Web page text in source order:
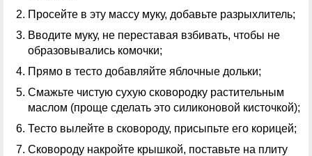
Просейте в эту массу муку, добавьте разрыхлитель;
Вводите муку, не переставая взбивать, чтобы не
образовывались комочки;
Прямо в тесто добавляйте яблочные дольки;
Смажьте чистую сухую сковородку растительным
маслом (проще сделать это силиконовой кисточкой);
Тесто вылейте в сковороду, присыпьте его корицей;
Сковороду накройте крышкой, поставьте на плиту